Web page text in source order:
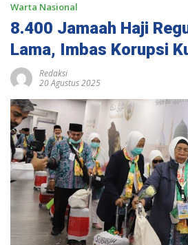
Warta Nasional
8.400 Jamaah Haji
Lama, Imbas Korupsi
Redaksi
20 Agustus 2025